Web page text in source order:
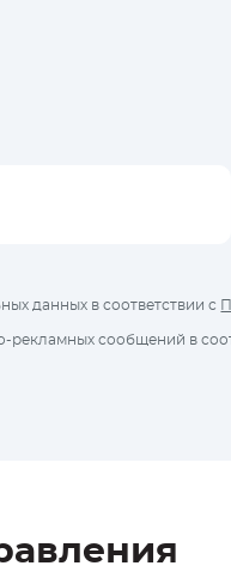
данных в соответствии с
сообщений в